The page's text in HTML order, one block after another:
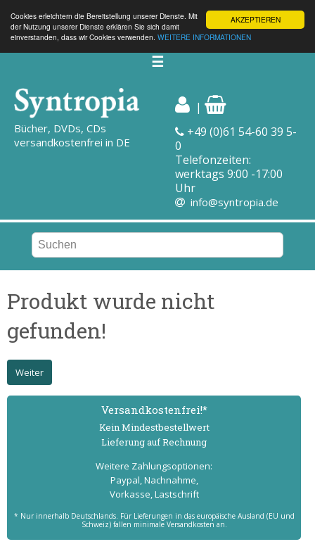
AKZEPTIEREN
Cookies erleichtern die Bereitstellung unserer Dienste. Mit
der Nutzung unserer Dienste erklären Sie sich damit
einverstanden, dass wir Cookies verwenden. WEITERE INFORMATIONEN
☰
Bücher, DVDs, CDs
versandkostenfrei in DE
|
+49 (0)61 54-60 39 5-
0
Telefonzeiten:
werktags 9:00 -17:00
Uhr
info@syntropia.de
Produkt wurde nicht
gefunden!
Weiter
Versand­kostenfrei!*
Kein Mindest­bestell­wert
Lieferung auf Rechnung
Weitere Zahlungs­optionen:
Paypal, Nachnahme,
Vorkasse, Lastschrift
* Nur innerhalb Deutschlands. Für Lieferungen in das europäische Ausland (EU und
Schweiz) fallen minimale Versandkosten an.